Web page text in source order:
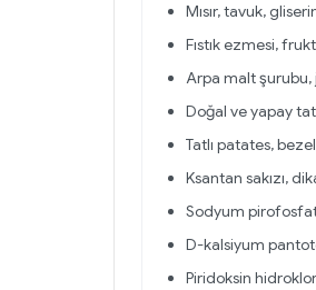
Mısır, tavuk,
Fıstık ezmesi,
Arpa malt şurubu,
Doğal ve yapay
Tatlı patates,
Ksantan sakızı,
Sodyum
D-kalsiyum
Piridoksin